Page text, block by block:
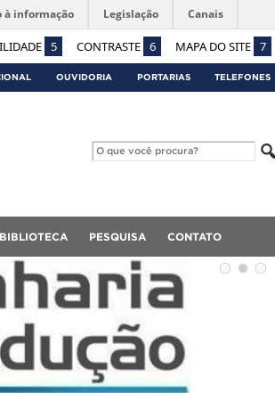
5 CONTRASTE 6 MAPA DO SITE 7
à informação Legislação Canais
OUVIDORIA PORTARIAS TELEFONES
BIBLIOTECA PESQUISA CONTATO